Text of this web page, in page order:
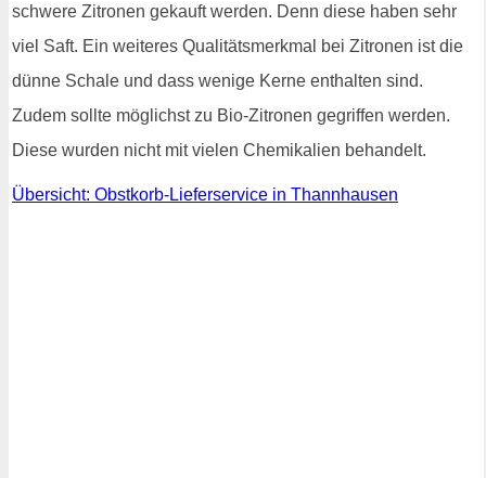
schwere Zitronen gekauft werden. Denn diese haben sehr
viel Saft. Ein weiteres Qualitätsmerkmal bei Zitronen ist die
dünne Schale und dass wenige Kerne enthalten sind.
Zudem sollte möglichst zu Bio-Zitronen gegriffen werden.
Diese wurden nicht mit vielen Chemikalien behandelt.
Übersicht: Obstkorb-Lieferservice in Thannhausen